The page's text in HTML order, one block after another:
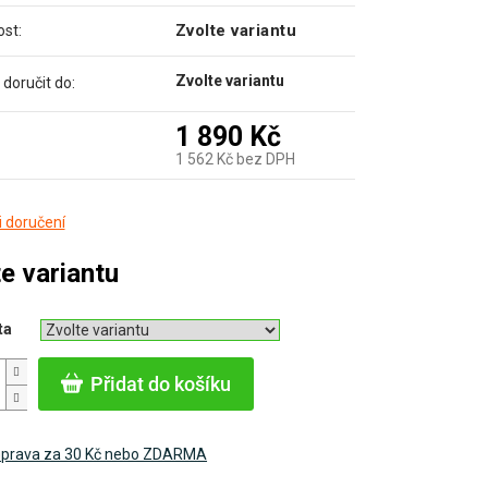
Přidat do košíku
za 30 Kč nebo ZDARMA
Zvolte variantu
do: Zvolte variantu
1 890 Kč
1 562 Kč bez DPH
doručení
variantu